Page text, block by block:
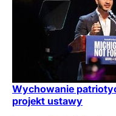
Wychowanie
projekt ustawy